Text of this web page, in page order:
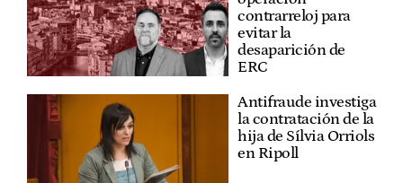
contrarreloj para
evitar la
desaparición de
ERC
Antifraude investiga
la contratación de la
hija de Sílvia Orriols
en Ripoll